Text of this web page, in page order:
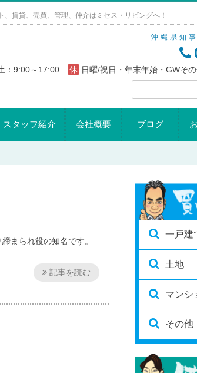
賃貸、売買、管理、仲介はミセス・リビングへ！
沖縄県知
：9:00～17:00 休 日曜/祝日・年末年始・GWそ
スタッフ紹介 会社概要 ブログ
まられ役の知名です。
記事を読む
一戸建
土地
マンシ
その他